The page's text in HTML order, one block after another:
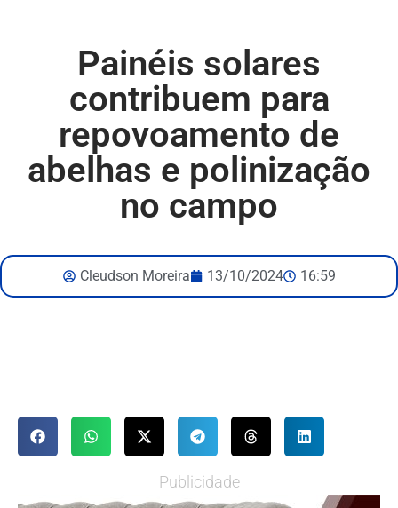
Painéis solares
contribuem para
repovoamento de
abelhas e polinização
no campo
Cleudson Moreira 13/10/2024 16:59
Publicidade